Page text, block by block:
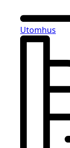
Utomhus